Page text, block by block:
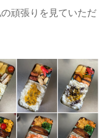
頑張りを見ていただ